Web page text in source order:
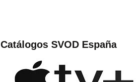
Catálogos SVOD España